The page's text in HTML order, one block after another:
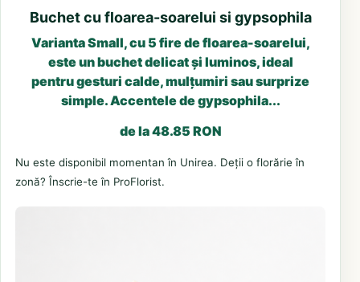
Buchet cu floarea-soarelui si gypsophila
Varianta Small, cu 5 fire de floarea-soarelui,
este un buchet delicat și luminos, ideal
pentru gesturi calde, mulțumiri sau surprize
simple. Accentele de gypsophila...
de la 48.85 RON
Nu este disponibil momentan în Unirea. Deții o florărie în
zonă? Înscrie-te în ProFlorist.